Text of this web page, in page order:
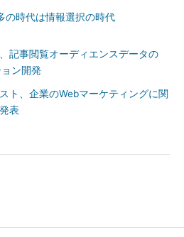
時代は情報選択の時代
記事閲覧オーディエンスデータの
ン開発
ト、企業のWebマーケティングに関
表